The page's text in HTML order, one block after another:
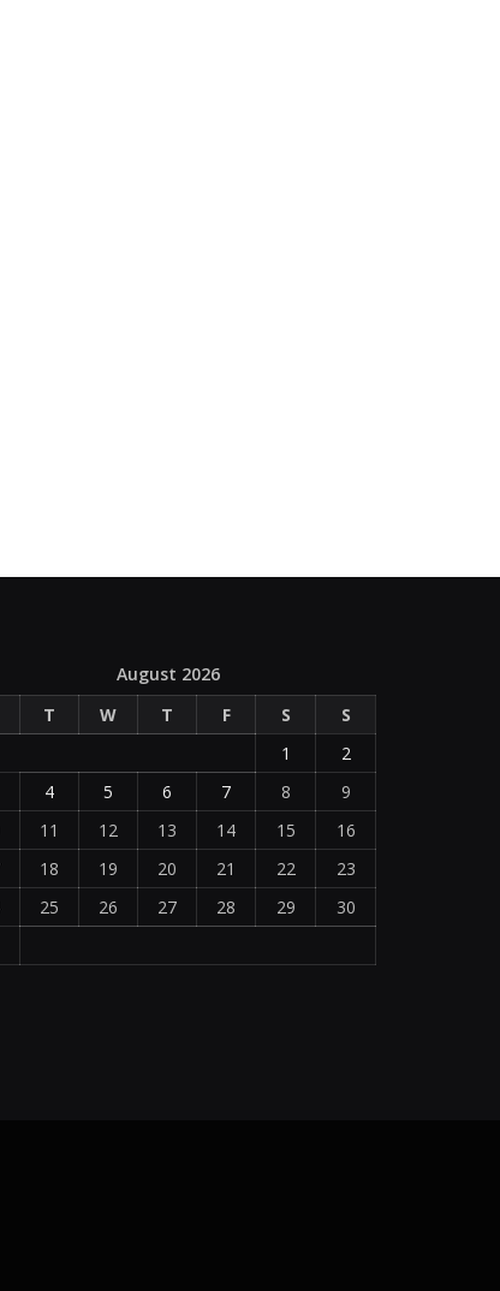
August 2026
T W T F S
S
1
2
4 5 6 7 8
9
11 12 13 14 15
16
18 19 20 21 22
23
25 26 27 28 29
30